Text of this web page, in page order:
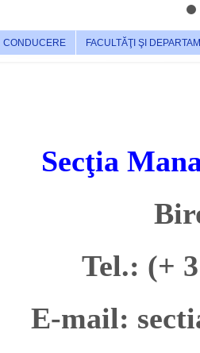
CONDUCERE FACULTĂŢI ŞI
Secţia
Tel.: (+
E-mail: